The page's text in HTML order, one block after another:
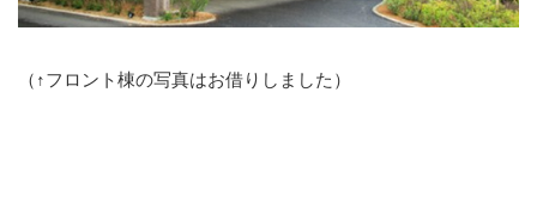
（↑フロント棟の写真はお借りしました）